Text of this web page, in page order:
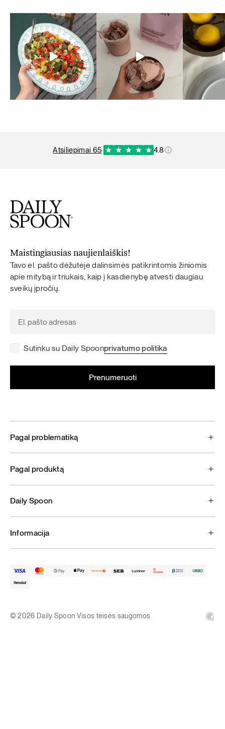
atsiliepimai 65· 4.8
Maistingiausias naujienlaiškis!
Tavo el. pašto dėžutėje dalinsimės patikrintomis žiniomis
apie mitybą ir triukais, kaip į kasdienybę atvesti daugiau
sveikų įpročių.
Sutinku su Daily Spoonprivatumo politika
Pagal problematiką
Pagal produktą
Daily Spoon
Informacija
© 2026 Daily Spoon Visos teisės saugomos